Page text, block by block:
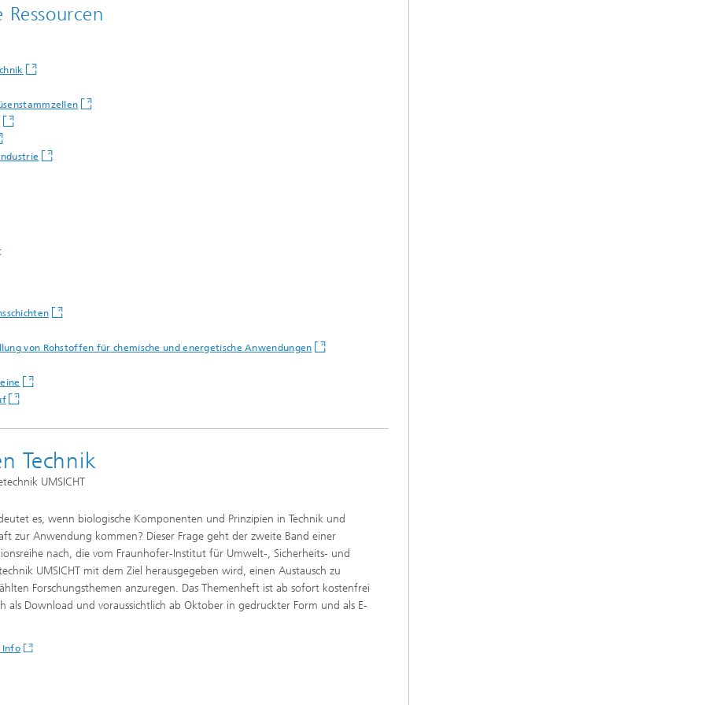
von Rohstoffen für chemische und energetische Anwendungen
Technik
UMSICHT
es, wenn biologische Komponenten und Prinzipien in Technik und
zur Anwendung kommen? Dieser Frage geht der zweite Band einer
nach, die vom Fraunhofer-Institut für Umwelt-, Sicherheits- und
UMSICHT mit dem Ziel herausgegeben wird, einen Austausch zu
Forschungsthemen anzuregen. Das Themenheft ist ab sofort kostenfrei
als Download und voraussichtlich ab Oktober in gedruckter Form und als E-
Info